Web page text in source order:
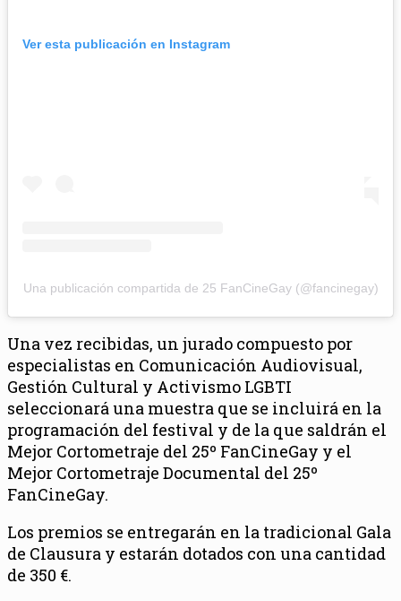
Ver esta publicación en Instagram
Una publicación compartida de 25 FanCineGay (@fancinegay)
Una vez recibidas, un jurado compuesto por
especialistas en Comunicación Audiovisual,
Gestión Cultural y Activismo LGBTI
seleccionará una muestra que se incluirá en la
programación del festival y de la que saldrán el
Mejor Cortometraje del 25º FanCineGay y el
Mejor Cortometraje Documental del 25º
FanCineGay.
Los premios se entregarán en la tradicional Gala
de Clausura y estarán dotados con una cantidad
de 350 €.